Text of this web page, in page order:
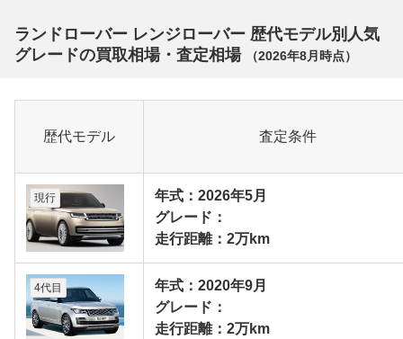
ランドローバー レンジローバー 歴代モデル別人気
グレードの買取相場・査定相場
（2026年8月 時点）
歴代モデル 査定条件
現行
年式：2026年5月
グレード：
走行距離：2万km
4代目
年式：2020年9月
グレード：
走行距離：2万km